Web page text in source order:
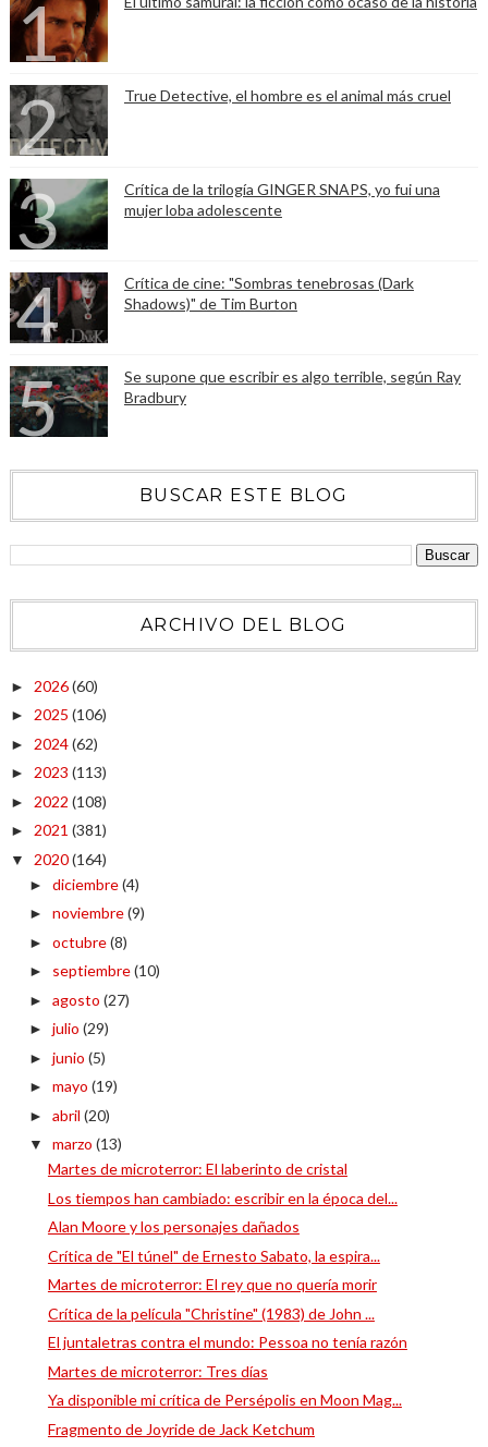
True Detective, el hombre es el animal más cruel
Crítica de la trilogía GINGER SNAPS, yo fui una
mujer loba adolescente
Crítica de cine: "Sombras tenebrosas (Dark
Shadows)" de Tim Burton
Se supone que escribir es algo terrible, según Ray
Bradbury
BUSCAR ESTE BLOG
ARCHIVO DEL BLOG
► 2026(60)
► 2025 (106)
► 2024(62)
► 2023 (113)
► 2022 (108)
► 2021 (381)
▼ 2020(164)
► diciembre(4)
► noviembre(9)
► octubre(8)
► septiembre(10)
► agosto (27)
► julio (29)
► junio (5)
► mayo (19)
► abril (20)
▼ marzo (13)
Martes de microterror: El laberinto de cristal
Los tiempos han cambiado: escribir en la época del...
Alan Moore y los personajes dañados
Crítica de "El túnel" de Ernesto Sabato, la espira...
Martes de microterror: El rey que no quería morir
Crítica de la película "Christine" (1983) de John ...
El juntaletras contra el mundo: Pessoa no tenía razón
Martes de microterror: Tres días
Ya disponible mi crítica de Persépolis en Moon Mag...
Fragmento de Joyride de Jack Ketchum